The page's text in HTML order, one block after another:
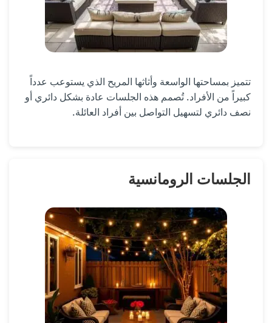
تتميز بمساحتها الواسعة وأثاثها المريح الذي يستوعب عدداً
كبيراً من الأفراد. تُصمم هذه الجلسات عادة بشكل دائري أو
نصف دائري لتسهيل التواصل بين أفراد العائلة.
الجلسات الرومانسية